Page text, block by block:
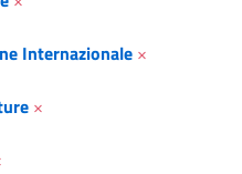
Internazionale ×
×